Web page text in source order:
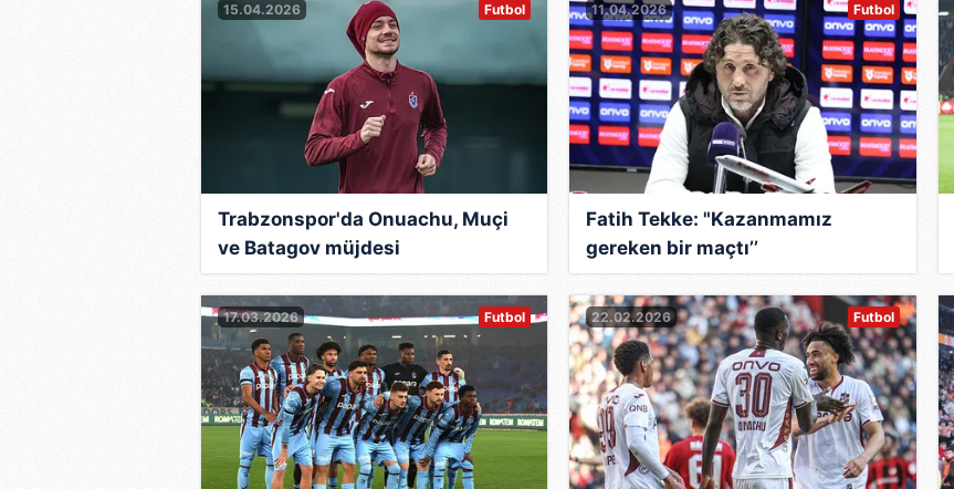
15.04.2026 Futbol
Trabzonspor'da Onuachu, Muçi
ve Batagov müjdesi
11.04.2026 Futbol
Fatih Tekke: "Kazanmamız
gereken bir maçtı’’
17.03.2026 Futbol 22.02.2026 Futbol